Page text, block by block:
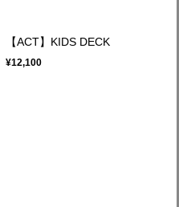
【ACT】KIDS DECK
¥12,100